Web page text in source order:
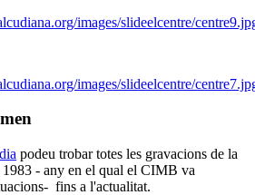
images/slideelcentre/
images/slideelcentre/
podeu trobar totes les gravacions de la
1983 - any en el qual el CIMB va
fins a l'actualitat.